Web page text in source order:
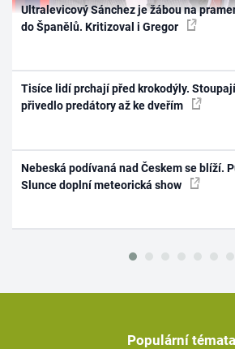
Ultralevicový Sánchez je žábou na
do Španělů. Kritizoval i Gregor
Tisíce lidí prchají před krokodýly.
přivedlo predátory až ke dveřím
Nebeská podívaná nad Českem se blíží.
Slunce doplní meteorická show
Populární témata